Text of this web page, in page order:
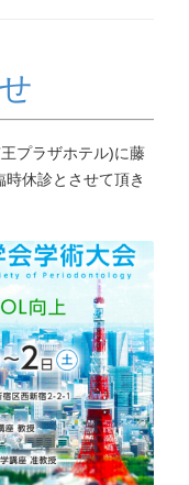
プラザホテル)に藤
休診とさせて頂き